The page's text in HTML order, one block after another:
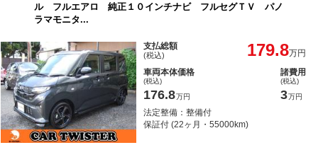
ル フルエアロ 純正１０インチナビ フルセグＴＶ パノ
ラマモニタ...
支払総額
(税込) 179.8万円
車両本体価格
(税込)
176.8万円
諸費用
(税込)
3万円
法定整備：整備付
保証付 (22ヶ月・55000km)